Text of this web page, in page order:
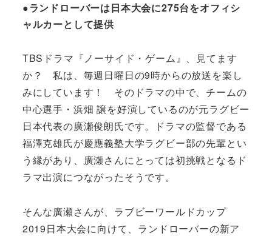
●ランドローバーは日本大会に275台をオフィシ
ャルカーとして提供
TBSドラマ『ノーサイド・ゲーム』、見てます
か？ 私は、毎週日曜日の9時からの放送を楽し
みにしています！ そのドラマの中で、チームの
中心選手・浜畑 譲を好演しているのが元ラグビー
日本代表の廣瀬俊朗氏です。ドラマの監督である
福澤克雄氏が慶應義塾大学ラグビー部の先輩とい
う縁があり、廣瀬さんにとっては初挑戦となるド
ラマ出演につながったそうです。
そんな廣瀬さんが、ラブビーワールドカップ
2019日本大会に向けて、ランドローバーの新ア